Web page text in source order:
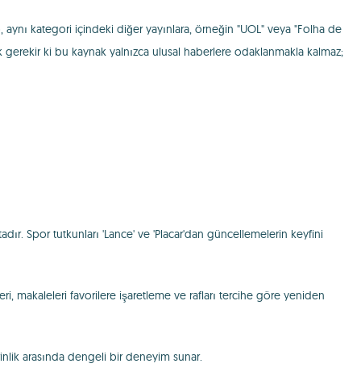
kategori içindeki diğer yayınlara, örneğin "UOL" veya "Folha de
gerekir ki bu kaynak yalnızca ulusal haberlere odaklanmakla kalmaz;
Spor tutkunları 'Lance' ve 'Placar'dan güncellemelerin keyfini
makaleleri favorilere işaretleme ve rafları tercihe göre yeniden
arasında dengeli bir deneyim sunar.